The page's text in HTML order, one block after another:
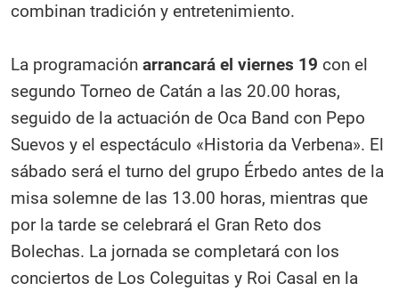
combinan tradición y entretenimiento.
La programación arrancará el viernes 19 con el
segundo Torneo de Catán a las 20.00 horas,
seguido de la actuación de Oca Band con Pepo
Suevos y el espectáculo «Historia da Verbena». El
sábado será el turno del grupo Érbedo antes de la
misa solemne de las 13.00 horas, mientras que
por la tarde se celebrará el Gran Reto dos
Bolechas. La jornada se completará con los
conciertos de Los Coleguitas y Roi Casal en la